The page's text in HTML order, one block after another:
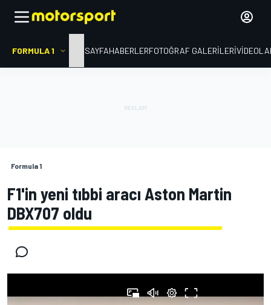
FORMULA 1 ANA SAYFAHABERLERFOTOĞRAF GALERILERI
Formula 1
F1'in yeni tıbbi aracı Aston Martin
DBX707 oldu